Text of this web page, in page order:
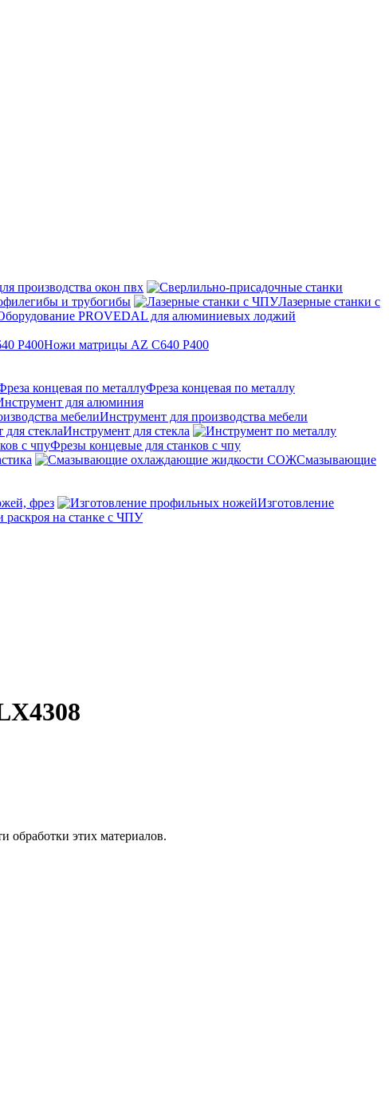
производства окон пвх
и трубогибы
Лазерные станки с
PROVEDAL для алюминиевых лоджий
Ножи матрицы AZ C640 P400
Фреза концевая по металлу
для алюминия
Инструмент для производства мебели
Инструмент для стекла
Фрезы концевые для станков с чпу
Смазывающие
фрез
Изготовление
раскроя на станке с ЧПУ
обработки этих материалов.